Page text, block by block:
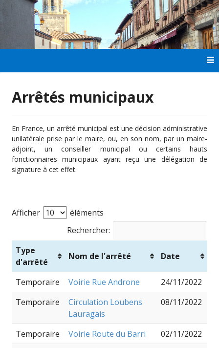
Arrêtés municipaux
En France, un arrêté municipal est une décision administrative
unilatérale prise par le maire, ou, en son nom, par un maire-
adjoint, un conseiller municipal ou certains hauts
fonctionnaires municipaux ayant reçu une délégation de
signature à cet effet.
Afficher
éléments
Rechercher:
Type
d'arrêté
Nom de l'arrêté Date
Temporaire Voirie Rue Androne
24/11/2022
Temporaire
Circulation Loubens
Lauragais
08/11/2022
Temporaire Voirie Route du Barri
02/11/2022